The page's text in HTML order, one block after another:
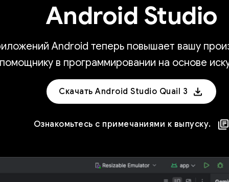
Android Studio
Android теперь повышает вашу
в программировании на основе
Скачать Android Studio Quail 3
Ознакомьтесь с примечаниями к выпуску.